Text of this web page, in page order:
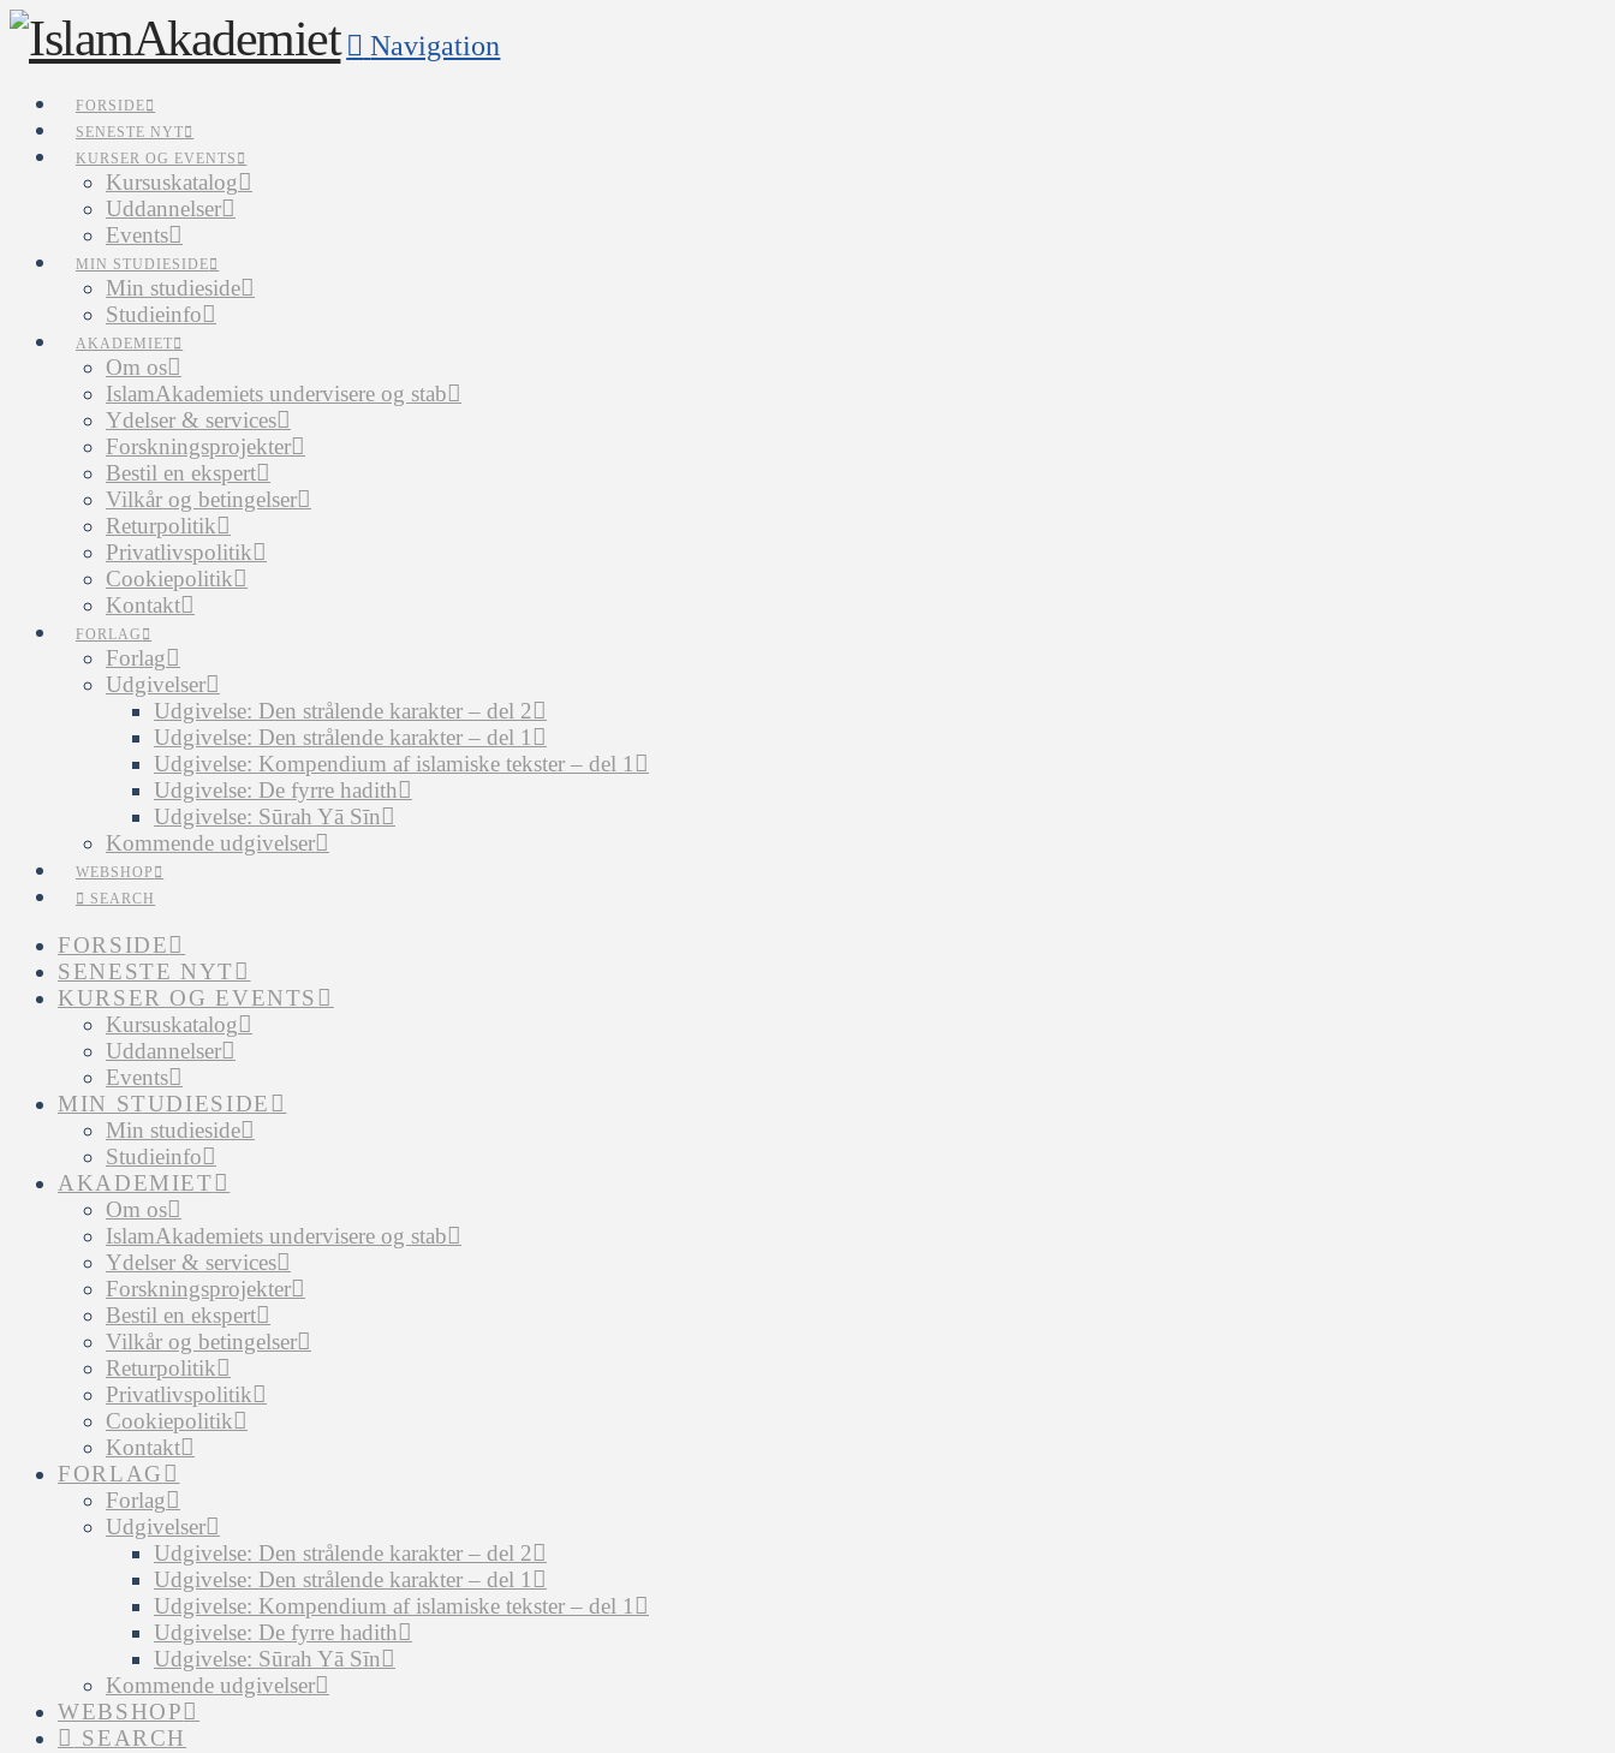
Navigation
FORSIDE
SENESTE NYT
KURSER OG EVENTS
Kursuskatalog
Uddannelser
Events
MIN STUDIESIDE
Min studieside
Studieinfo
AKADEMIET
Om os
IslamAkademiets undervisere og stab
Ydelser & services
Forskningsprojekter
Bestil en ekspert
Vilkår og betingelser
Returpolitik
Privatlivspolitik
Cookiepolitik
Kontakt
FORLAG
Forlag
Udgivelser
Udgivelse: Den strålende karakter – del 2
Udgivelse: Den strålende karakter – del 1
Udgivelse: Kompendium af islamiske tekster – del 1
Udgivelse: De fyrre hadith
Udgivelse: Sūrah Yā Sīn
Kommende udgivelser
WEBSHOP
SEARCH
FORSIDE
SENESTE NYT
KURSER OG EVENTS
Kursuskatalog
Uddannelser
Events
MIN STUDIESIDE
Min studieside
Studieinfo
AKADEMIET
Om os
IslamAkademiets undervisere og stab
Ydelser & services
Forskningsprojekter
Bestil en ekspert
Vilkår og betingelser
Returpolitik
Privatlivspolitik
Cookiepolitik
Kontakt
FORLAG
Forlag
Udgivelser
Udgivelse: Den strålende karakter – del 2
Udgivelse: Den strålende karakter – del 1
Udgivelse: Kompendium af islamiske tekster – del 1
Udgivelse: De fyrre hadith
Udgivelse: Sūrah Yā Sīn
Kommende udgivelser
WEBSHOP
SEARCH